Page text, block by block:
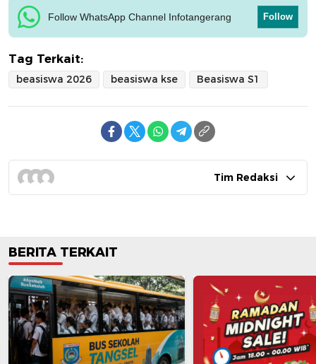
Follow WhatsApp Channel Infotangerang Follow
Tag Terkait:
beasiswa 2026 beasiswa kse Beasiswa S1
Tim Redaksi
BERITA TERKAIT